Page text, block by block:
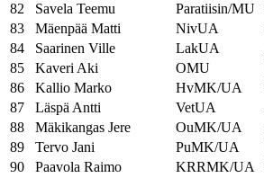
82
Savela Teemu Paratiisin/MU
83
Mäenpää Matti NivUA
84
Saarinen Ville LakUA
85
Kaveri Aki OMU
86
Kallio Marko HvMK/UA
87
Läspä Antti VetUA
88
Mäkikangas Jere OuMK/UA
89
Tervo Jani PuMK/UA
90
Paavola Raimo KRRMK/UA